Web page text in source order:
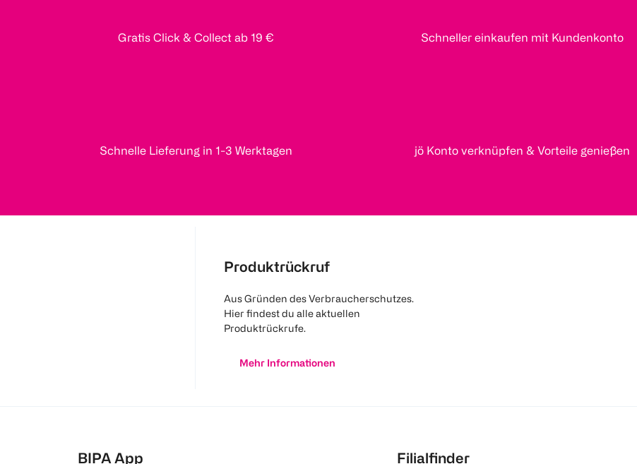
Gratis Click & Collect ab 19 € Schneller einkaufen mit Kundenkonto
Schnelle Lieferung in 1-3 Werktagen jö Konto verknüpfen & Vorteile genießen
Produktrückruf
Aus Gründen des Verbraucherschutzes.
Hier findest du alle aktuellen
Produktrückrufe.
Mehr Informationen
BIPA App Filialfinder